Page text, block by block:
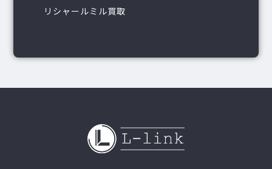
リシャールミル買取